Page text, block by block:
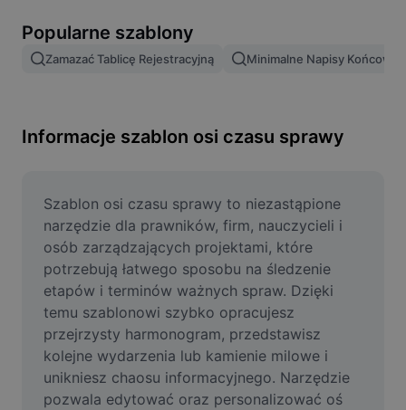
Scalanie obrazów
Zmień rozmiar obrazu
Generator memów
AI Text Remover
AI People Remover
AI Inpainting
Face Cutout
Popularne szablony
Zamazać Tablicę Rejestracyjną Minimalne Napisy Końcowe
Informacje szablon osi czasu sprawy
Szablon osi czasu sprawy to niezastąpione
narzędzie dla prawników, firm, nauczycieli i
osób zarządzających projektami, które
potrzebują łatwego sposobu na śledzenie
etapów i terminów ważnych spraw. Dzięki
temu szablonowi szybko opracujesz
przejrzysty harmonogram, przedstawisz
kolejne wydarzenia lub kamienie milowe i
unikniesz chaosu informacyjnego. Narzędzie
pozwala edytować oraz personalizować oś